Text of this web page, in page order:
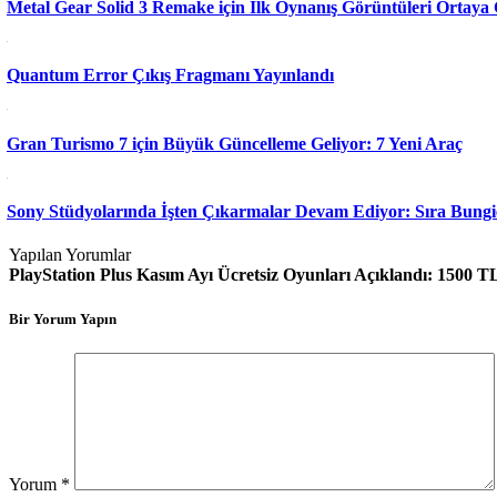
Metal Gear Solid 3 Remake için İlk Oynanış Görüntüleri Ortaya
Quantum Error Çıkış Fragmanı Yayınlandı
Gran Turismo 7 için Büyük Güncelleme Geliyor: 7 Yeni Araç
Sony Stüdyolarında İşten Çıkarmalar Devam Ediyor: Sıra
Yapılan Yorumlar
PlayStation Plus Kasım Ayı Ücretsiz Oyunları Açıklandı: 1500
Bir Yorum Yapın
Yorum *